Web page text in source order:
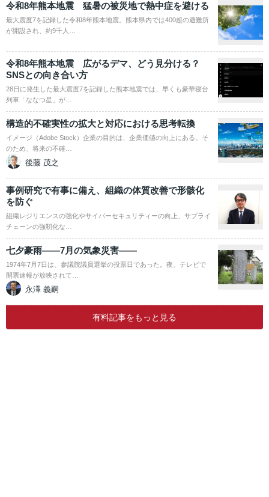
令和8年熊本地震 猛暑の被災地で熱中症を避ける
最大震度7を記録した令和8年熊本地震。熊本県内では400超の避難所
が開設され、約9千人…
令和8年熊本地震 広がるデマ、どう見分ける？
SNSとの向き合い方
28日に発生した最大震度7を記録した熊本地震では、早くも豪華寝台
列車「ななつ星」が…
構造的不確実性の拡大と対応における思考転換
イメージ（Adobe Stock）企業の目的は、企業価値の向上にある。そ
のため、将来の不確…
後藤 茂之
事例研究で有事に備え、組織の体質改善で形骸化
を防ぐ
組織レジリエンスの強化やサイバーセキュリティーの向上、サプライ
チェーンの強靭化な…
七夕豪雨――7月の気象災害――
1974年7月7日は、参議院議員選挙の投票日であった。夜、テレビで
開票速報が放映されて…
永澤 義嗣
有料記事をもっと見る